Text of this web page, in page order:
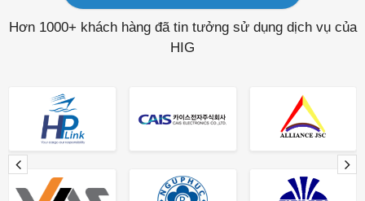
Hơn 1000+ khách hàng đã tin tưởng sử dụng dịch vụ của
HIG